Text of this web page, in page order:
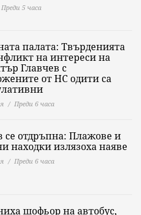
Преди 5 часа
палата: Твърденията
на интереси на
Главчев с
от НС одити са
Преди 6 часа
се отдръпна: Плажове и
находки излязоха наяве
Преди 6 часа
шофьор на автобус,